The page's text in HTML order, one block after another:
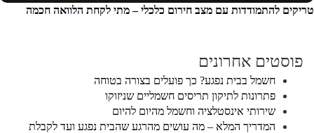
טריקים להתמודדות עם מצב חירום כלכלי – מתי לקחת הלוואה חכמה
פוסטים אחרונים
חשמל בבית נפגע? כך פועלים בצורה בטוחה
פתרונות לתיקון תריסים חשמליים שניזוקו
שירותי אינסטלציה וחשמל מהיום להיום
המדריך המלא – מה עושים מהרגע שהבית נפגע ועד לקבלת